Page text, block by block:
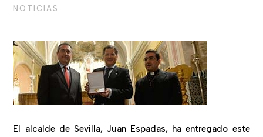
NOTICIAS
El alcalde de Sevilla, Juan Espadas, ha entregado este